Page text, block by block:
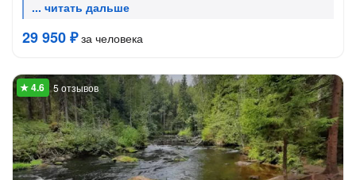
29 950 ₽за человека
5 отзывов